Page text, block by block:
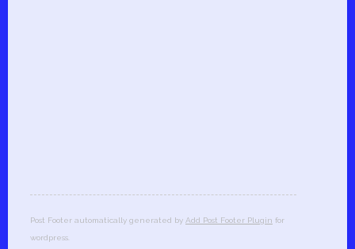
Post Footer automatically generated by Add Post Footer Plugin for
wordpress.